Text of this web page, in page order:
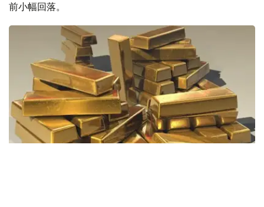
前小幅回落。